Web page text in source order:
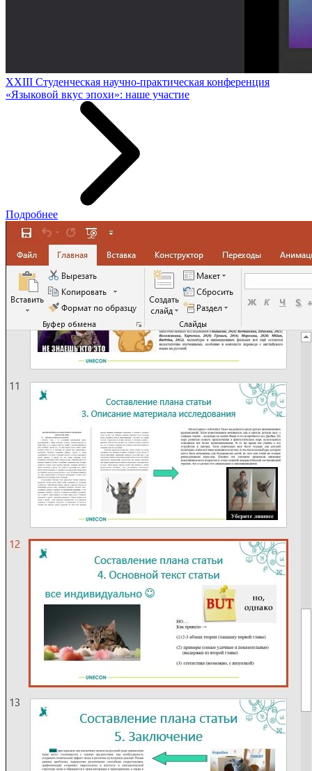
XXIII Студенческая научно-практическая конференция
«Языковой вкус эпохи»: наше участие
Подробнее